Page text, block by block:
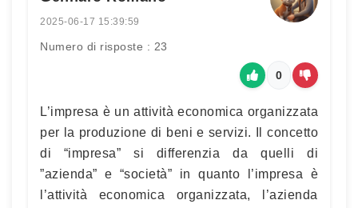
2025-06-17 15:39:59
Numero di risposte : 23
0
L’impresa è un attività economica organizzata
per la produzione di beni e servizi. Il concetto
di “impresa” si differenzia da quelli di
”azienda” e “società” in quanto l’impresa è
l’attività economica organizzata, l’azienda